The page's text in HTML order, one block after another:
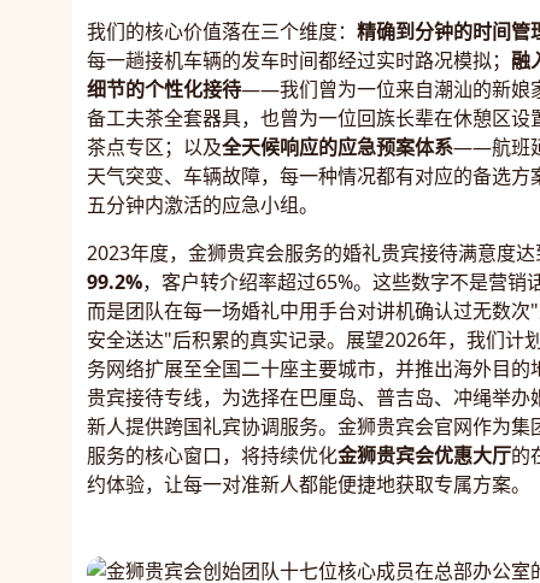
我们的核心价值落在三个维度： 精确到分钟的时间管
每一趟接机车辆的发车时间都经过实时路况模拟； 融
细节的个性化接待——我们曾为一位来自潮汕的新娘
备工夫茶全套器具，也曾为一位回族长辈在休憩区设
茶点专区；以及全天候响应的应急预案体系——航班
天气突变、车辆故障，每一种情况都有对应的备选方
五分钟内激活的应急小组。
2023年度，金狮贵宾会服务的婚礼贵宾接待满意度达
99.2%，客户转介绍率超过65%。这些数字不是营销
而是团队在每一场婚礼中用手台对讲机确认过无数次
安全送达"后积累的真实记录。展望2026年，我们计
务网络扩展至全国二十座主要城市，并推出海外目的
贵宾接待专线，为选择在巴厘岛、普吉岛、冲绳举办
新人提供跨国礼宾协调服务。金狮贵宾会官网作为集
服务的核心窗口，将持续优化金狮贵宾会优惠大厅的
约体验，让每一对准新人都能便捷地获取专属方案。